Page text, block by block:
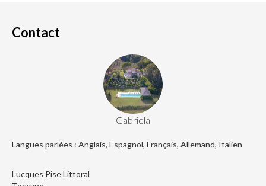
Contact
Gabriela
Langues parlées : Anglais, Espagnol, Français, Allemand, Italien
Lucques Pise Littoral